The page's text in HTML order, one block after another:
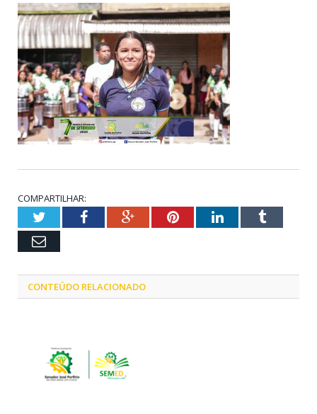
COMPARTILHAR:
TwitterFacebookGoogle+PinterestLinkedInTumblr
Email
CONTEÚDO RELACIONADO